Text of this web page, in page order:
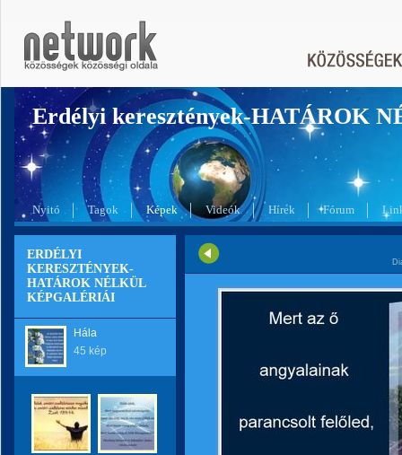
Erdélyi keresztények-HATÁROK
Nyitó Tagok Képek Videók Hírek Fórum
ERDÉLYI
KERESZTÉNYEK-
HATÁROK NÉLKÜL
KÉPGALÉRIÁI
Hála
45 kép